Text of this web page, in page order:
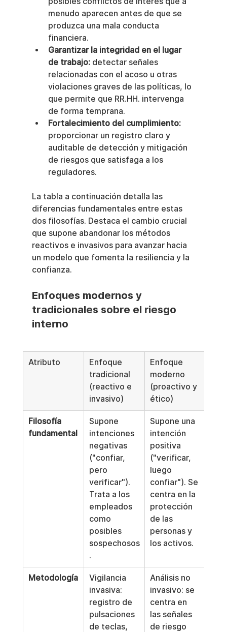
menudo aparecen antes de que se
produzca una mala conducta
financiera.
Garantizar la integridad en el lugar
de trabajo: detectar señales
relacionadas con el acoso u otras
violaciones graves de las políticas, lo
que permite que RR.HH. intervenga
de forma temprana.
Fortalecimiento del cumplimiento:
proporcionar un registro claro y
auditable de detección y mitigación
de riesgos que satisfaga a los
reguladores.
La tabla a continuación detalla las
diferencias fundamentales entre estas
dos filosofías. Destaca el cambio crucial
que supone abandonar los métodos
reactivos e invasivos para avanzar hacia
un modelo que fomenta la resiliencia y la
confianza.
Enfoques modernos y
tradicionales sobre el riesgo
interno
Atributo
Enfoque
tradicional
(reactivo e
invasivo)
Enfoque
moderno
(proactivo y
ético)
Filosofía
fundamental
Supone
intenciones
negativas
("confiar,
pero
verificar").
Trata a los
empleados
como
posibles
sospechosos
.
Supone una
intención
positiva
("verificar,
luego
confiar"). Se
centra en la
protección
de las
personas y
los activos.
Metodología
Vigilancia
invasiva:
registro de
pulsaciones
de teclas,
Análisis no
invasivo: se
centra en
las señales
de riesgo